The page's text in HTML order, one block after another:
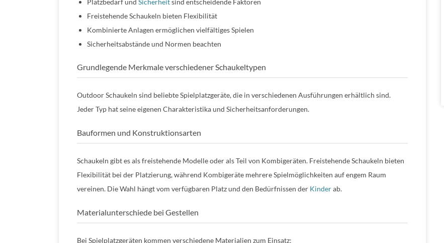
Platzbedarf und Sicherheitsind entscheidende Faktoren
Freistehende Schaukeln bieten Flexibilität
Kombinierte Anlagen ermöglichen vielfältiges Spielen
Sicherheitsabstände und Normen beachten
Grundlegende Merkmale verschiedener Schaukeltypen
Outdoor Schaukeln sind beliebte Spielplatzgeräte, die in verschiedenen Ausführungen erhältlich sind.
Jeder Typ hat seine eigenen Charakteristika und Sicherheitsanforderungen.
Bauformen und Konstruktionsarten
Schaukeln gibt es als freistehende Modelle oder als Teil von Kombigeräten. Freistehende Schaukeln bieten
Flexibilität bei der Platzierung, während Kombigeräte mehrere Spielmöglichkeiten auf engem Raum
vereinen. Die Wahl hängt vom verfügbaren Platz und den Bedürfnissen der Kinderab.
Materialunterschiede bei Gestellen
Bei Spielplatzgeräten kommen verschiedene Materialien zum Einsatz: